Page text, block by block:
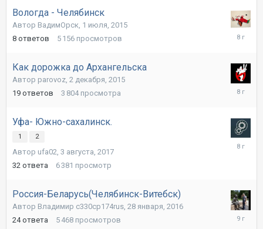
Вологда - Челябинск
Автор ВадимОрск, 1 июля, 2015
8 ответов 5 156 просмотров
Как дорожка до Архангельска
Автор parovoz, 2 декабря, 2015
19 ответов 3 804 просмотра
22
Уфа- Южно-сахалинск.
1 2
Автор ufa02, 3 августа, 2017
32 ответа 6 381 просмотр
21
Россия-Беларусь(Челябинск-Витебск)
Автор Владимир c330cp174rus, 28 января, 2016
24 ответа 5 468 просмотров